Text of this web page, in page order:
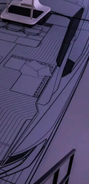
L'azienda
Brokerage
Charter
News
Eventi
Innovazione
L'azienda
Il Team
Lifestyle
Heritage
Valuta La Tua